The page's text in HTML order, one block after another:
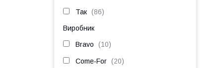
Так 86
Виробник
Bravo 10
Come-For 20